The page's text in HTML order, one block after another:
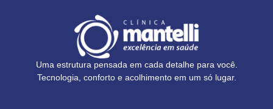
Uma estrutura pensada em cada detalhe para você.
Tecnologia, conforto e acolhimento em um só lugar.